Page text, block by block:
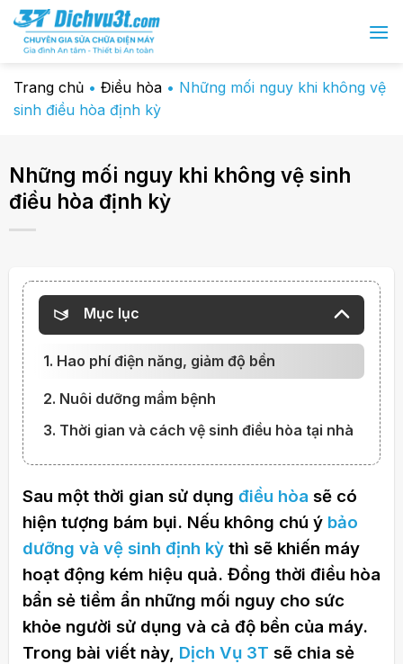
Chuyển
đến
dung
Trang chủ • Điều hòa • Những mối nguy khi không vệ
sinh điều hòa định kỳ
Những mối nguy khi không vệ sinh
điều hòa định kỳ
Mục lục
1. Hao phí điện năng, giảm độ bền
2. Nuôi dưỡng mầm bệnh
3. Thời gian và cách vệ sinh điều hòa tại nhà
Sau một thời gian sử dụng điều hòa sẽ có
hiện tượng bám bụi. Nếu không chú ý bảo
dưỡng và vệ sinh định kỳthì sẽ khiến máy
hoạt động kém hiệu quả. Đồng thời điều hòa
bẩn sẻ tiềm ẩn những mối nguy cho sức
khỏe người sử dụng và cả độ bền của máy.
Trong bài viết này, Dịch Vụ 3T sẽ chia sẻ